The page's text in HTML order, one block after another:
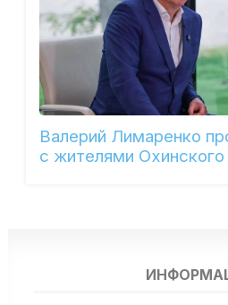
Валерий Лимаренко
с жителями Охинского